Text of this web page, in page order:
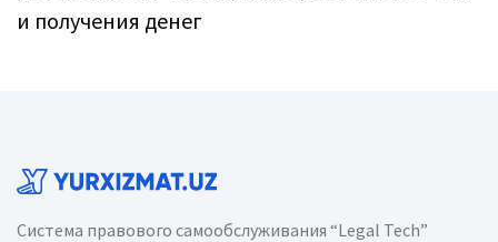
и получения денег
Система правового самообслуживания “Legal Tech”